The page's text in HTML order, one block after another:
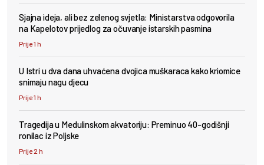
Sjajna ideja, ali bez zelenog svjetla: Ministarstva odgovorila
na Kapelotov prijedlog za očuvanje istarskih pasmina
Prije 1 h
U Istri u dva dana uhvaćena dvojica muškaraca kako kriomice
snimaju nagu djecu
Prije 1 h
Tragedija u Medulinskom akvatoriju: Preminuo 40-godišnji
ronilac iz Poljske
Prije 2 h